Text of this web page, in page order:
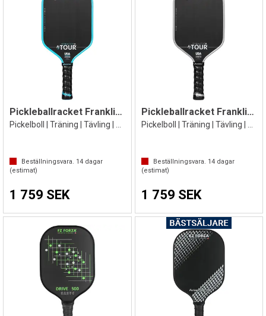
Pickleballracket Franklin Dynasty Blå
Pickelboll | Träning | Tävling | 14 mm
Beställningsvara. 14 dagar
(estimat)
1 759 SEK
Pickleballracket Franklin T Dynasty Grå
Pickelboll | Träning | Tävling | 14 mm
Beställningsvara. 14dagar
(estimat)
1 759 SEK